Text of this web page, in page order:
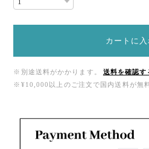
カートに入
※別途送料がかかります。
送料を確認す
※¥10,000以上のご注文で国内送料が無